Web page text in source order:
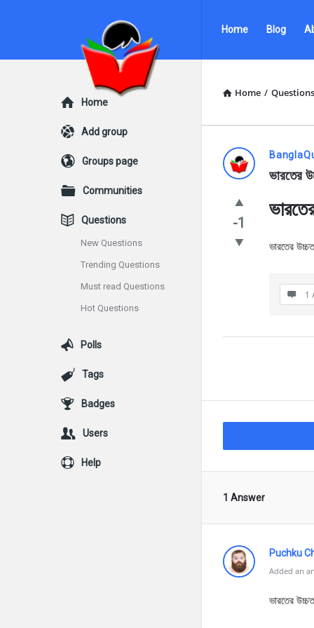
Questions
BanglaQuiz
Questions
by
BanglaQuiz
Home Blog
Home / Questions
Ask
Questions
by
Questions
ভারতের
-1
ভারতের
1
1 Answer
Puchku
Added an
ভারতের
Explore
Home
Add group
Groups page
Communities
Questions
New Questions
Trending Questions
Must read Questions
Hot Questions
Polls
Tags
Badges
Users
Help